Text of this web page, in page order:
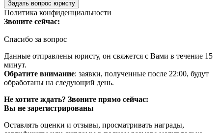
Задать вопрос юристу
Политика конфиденциальности
Звоните сейчас:
Спасибо за вопрос
Данные отправлены юристу, он свяжется с Вами в течение 15
минут.
Обратите внимание: заявки, полученные после 22:00, будут
обработаны на следующий день.
Не хотите ждать? Звоните прямо сейчас:
Вы не зарегистрированы
Оставлять оценки и отзывы, просматривать награды,